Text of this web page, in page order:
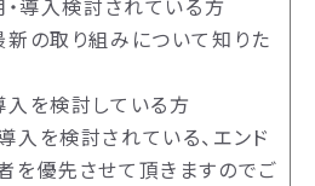
導入検討されている方
の取り組みについて知りた
を検討している方
を検討されている、エンド
を優先させて頂きますのでご